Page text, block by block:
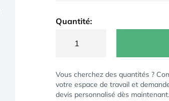
Quantité:
Vous cherchez des quantités ?
votre espace de travail et
devis personnalisé dès maintenant.